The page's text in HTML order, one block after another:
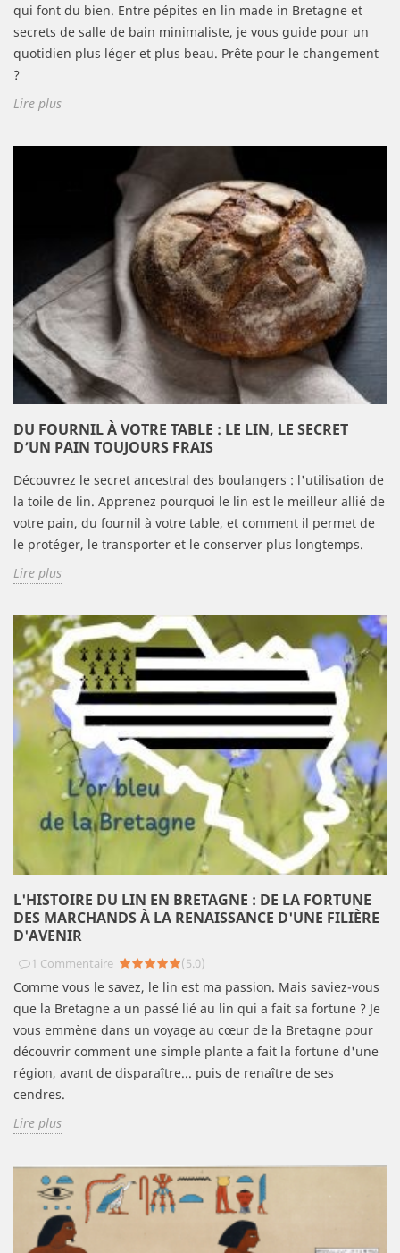
qui font du bien. Entre pépites en lin made in Bretagne et
secrets de salle de bain minimaliste, je vous guide pour un
quotidien plus léger et plus beau. Prête pour le changement
?
Lire plus
DU FOURNIL À VOTRE TABLE : LE LIN, LE SECRET
D’UN PAIN TOUJOURS FRAIS
Découvrez le secret ancestral des boulangers : l'utilisation de
la toile de lin. Apprenez pourquoi le lin est le meilleur allié de
votre pain, du fournil à votre table, et comment il permet de
le protéger, le transporter et le conserver plus longtemps.
Lire plus
L'HISTOIRE DU LIN EN BRETAGNE : DE LA FORTUNE
DES MARCHANDS À LA RENAISSANCE D'UNE FILIÈRE
D'AVENIR
1 Commentaire (5.0)
Comme vous le savez, le lin est ma passion. Mais saviez-vous
que la Bretagne a un passé lié au lin qui a fait sa fortune ? Je
vous emmène dans un voyage au cœur de la Bretagne pour
découvrir comment une simple plante a fait la fortune d'une
région, avant de disparaître... puis de renaître de ses
cendres.
Lire plus